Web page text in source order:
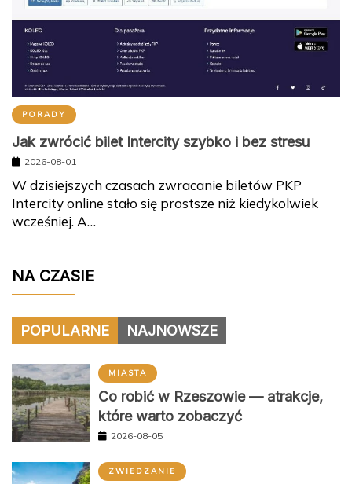
PORADY
Jak zwrócić bilet Intercity szybko i bez stresu
2026-08-01
W dzisiejszych czasach zwracanie biletów PKP
Intercity online stało się prostsze niż kiedykolwiek
wcześniej. A…
NA CZASIE
POPULARNE NAJNOWSZE
MIASTA
Co robić w Rzeszowie — atrakcje,
które warto zobaczyć
2026-08-05
ZWIEDZANIE